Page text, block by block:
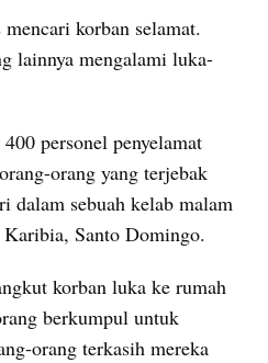
korban selamat.
lainnya mengalami luka-
personel penyelamat
orang yang terjebak
dalam sebuah kelab malam
Santo Domingo.
korban luka ke rumah
berkumpul untuk
orang terkasih mereka